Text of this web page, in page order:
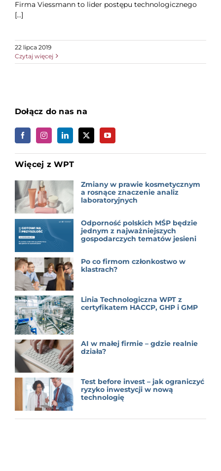
Firma Viessmann to lider postępu technologicznego
[...]
22 lipca 2019
Czytaj więcej
Dołącz do nas na
Więcej z WPT
Zmiany w prawie kosmetycznym
a rosnące znaczenie analiz
laboratoryjnych
Odporność polskich MŚP będzie
jednym z najważniejszych
gospodarczych tematów jesieni
Po co firmom członkostwo w
klastrach?
Linia Technologiczna WPT z
certyfikatem HACCP, GHP i GMP
AI w małej firmie – gdzie realnie
działa?
Test before invest – jak ograniczyć
ryzyko inwestycji w nową
technologię